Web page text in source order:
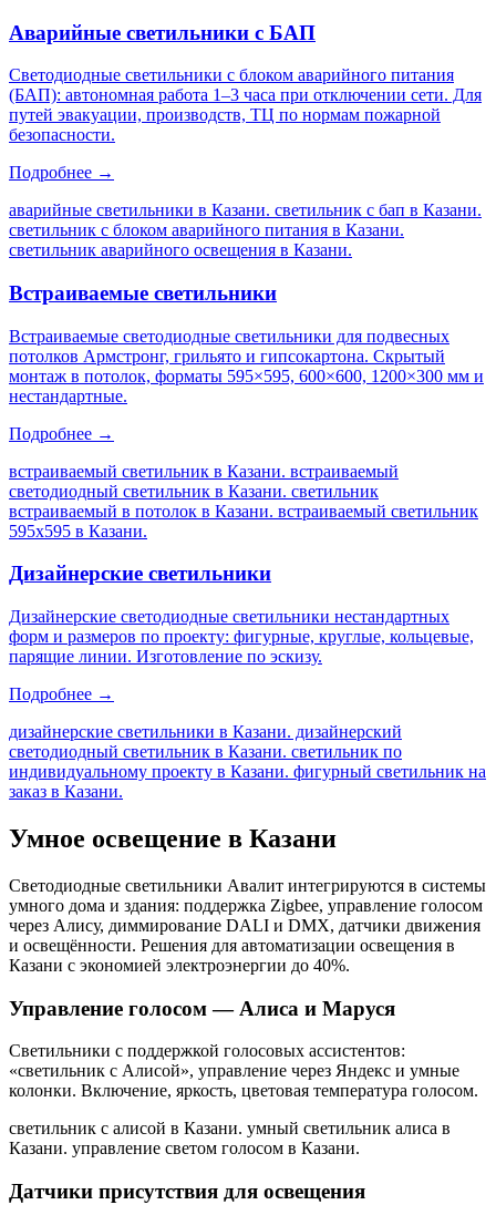
Аварийные светильники с БАП
Светодиодные светильники с блоком аварийного питания
(БАП): автономная работа 1–3 часа при отключении сети. Для
путей эвакуации, производств, ТЦ по нормам пожарной
безопасности.
Подробнее →
аварийные светильники в Казани. светильник с бап в Казани.
светильник с блоком аварийного питания в Казани.
светильник аварийного освещения в Казани.
Встраиваемые светильники
Встраиваемые светодиодные светильники для подвесных
потолков Армстронг, грильято и гипсокартона. Скрытый
монтаж в потолок, форматы 595×595, 600×600, 1200×300 мм и
нестандартные.
Подробнее →
встраиваемый светильник в Казани. встраиваемый
светодиодный светильник в Казани. светильник
встраиваемый в потолок в Казани. встраиваемый светильник
595х595 в Казани.
Дизайнерские светильники
Дизайнерские светодиодные светильники нестандартных
форм и размеров по проекту: фигурные, круглые, кольцевые,
парящие линии. Изготовление по эскизу.
Подробнее →
дизайнерские светильники в Казани. дизайнерский
светодиодный светильник в Казани. светильник по
индивидуальному проекту в Казани. фигурный светильник на
заказ в Казани.
Умное освещение в Казани
Светодиодные светильники Авалит интегрируются в системы
умного дома и здания: поддержка Zigbee, управление голосом
через Алису, диммирование DALI и DMX, датчики движения
и освещённости. Решения для автоматизации освещения в
Казани с экономией электроэнергии до 40%.
Управление голосом — Алиса и Маруся
Светильники с поддержкой голосовых ассистентов:
«светильник с Алисой», управление через Яндекс и умные
колонки. Включение, яркость, цветовая температура голосом.
светильник с алисой в Казани. умный светильник алиса в
Казани. управление светом голосом в Казани.
Датчики присутствия для освещения